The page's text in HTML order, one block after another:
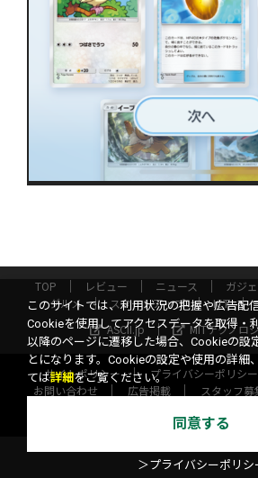
TOP レビュー ニュース ガジ
グルメ
スタートアップ ICT
ASCII.jp
MITテクノロ
サイトポリシー プライバシーポリシー
お問い合わせ
広告掲載 スタッフ募
©KADOKAWA ASCII Research
このサイトでは、利用状況の把握や広告配
Cookieを使用してアクセスデータを取得・
以降のページに遷移した場合、Cookieの設
とになります。Cookieの設定や使用の詳細
ては詳細をご覧ください。
同意する
＞プライバシーポリシ